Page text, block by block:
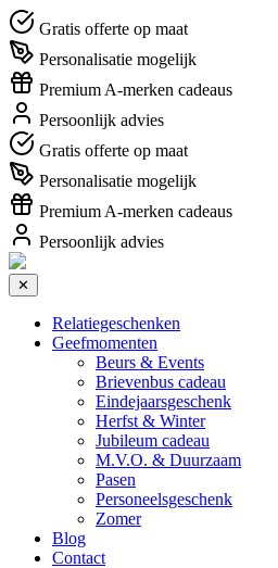
Gratis offerte op maat
Personalisatie mogelijk
Premium A-merken cadeaus
Persoonlijk advies
Gratis offerte op maat
Personalisatie mogelijk
Premium A-merken cadeaus
Persoonlijk advies
✕
Relatiegeschenken
Geefmomenten
Beurs & Events
Brievenbus cadeau
Eindejaarsgeschenk
Herfst & Winter
Jubileum cadeau
M.V.O. & Duurzaam
Pasen
Personeelsgeschenk
Zomer
Blog
Contact